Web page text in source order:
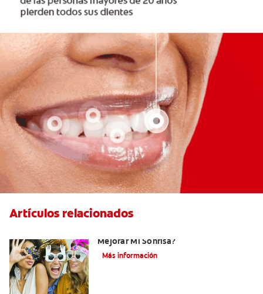
Artículos relacionados
Mejorar Mi Sonrisa?
Más información